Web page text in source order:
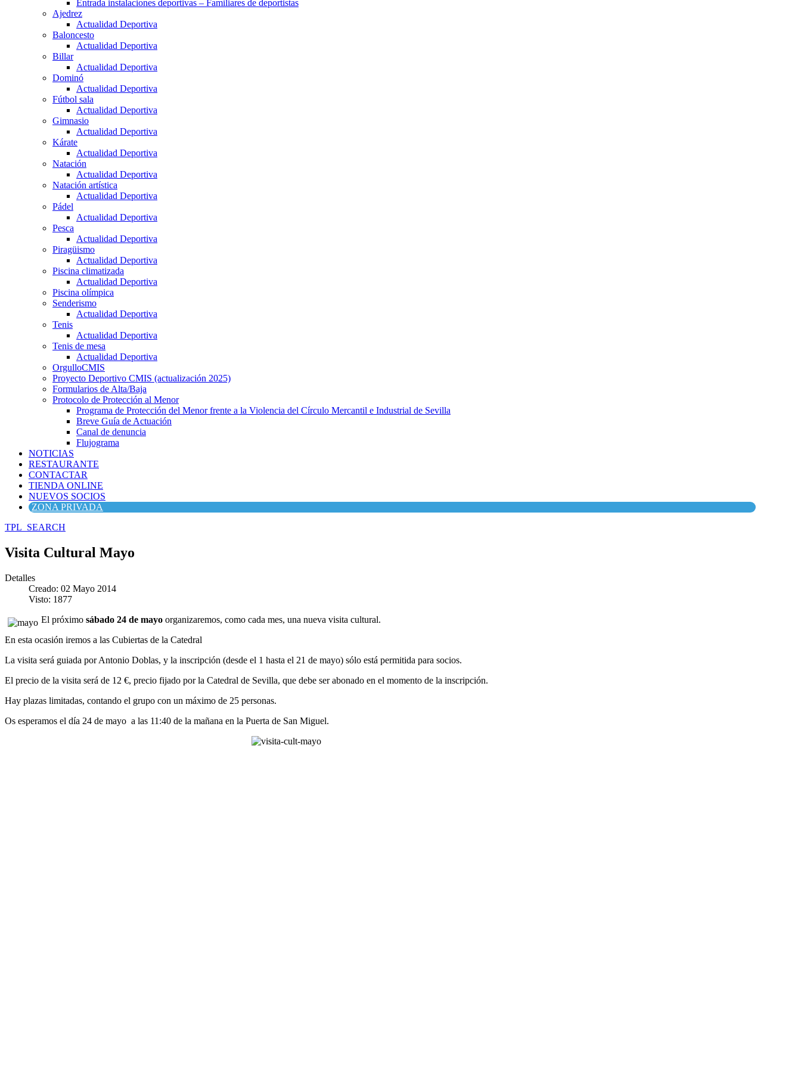
Entrada instalaciones deportivas – Familiares de deportistas
Ajedrez
Actualidad Deportiva
Baloncesto
Actualidad Deportiva
Billar
Actualidad Deportiva
Dominó
Actualidad Deportiva
Fútbol sala
Actualidad Deportiva
Gimnasio
Actualidad Deportiva
Kárate
Actualidad Deportiva
Natación
Actualidad Deportiva
Natación artística
Actualidad Deportiva
Pádel
Actualidad Deportiva
Pesca
Actualidad Deportiva
Piragüismo
Actualidad Deportiva
Piscina climatizada
Actualidad Deportiva
Piscina olímpica
Senderismo
Actualidad Deportiva
Tenis
Actualidad Deportiva
Tenis de mesa
Actualidad Deportiva
OrgulloCMIS
Proyecto Deportivo CMIS (actualización 2025)
Formularios de Alta/Baja
Protocolo de Protección al Menor
Programa de Protección del Menor frente a la Violencia del Círculo Mercantil e Industrial de Sevilla
Breve Guía de Actuación
Canal de denuncia
Flujograma
NOTICIAS
RESTAURANTE
CONTACTAR
TIENDA ONLINE
NUEVOS SOCIOS
ZONA PRIVADA
TPL_SEARCH
Visita Cultural Mayo
Detalles
Creado: 02 Mayo 2014
Visto: 1877
El próximo sábado 24 de mayo organizaremos, como cada mes, una nueva visita cultural.
En esta ocasión iremos a las Cubiertas de la Catedral
La visita será guiada por Antonio Doblas, y la inscripción (desde el 1 hasta el 21 de mayo) sólo está permitida para socios.
El precio de la visita será de 12 €, precio fijado por la Catedral de Sevilla, que debe ser abonado en el momento de la inscripción.
Hay plazas limitadas, contando el grupo con un máximo de 25 personas.
Os esperamos el día 24 de mayo a las 11:40 de la mañana en la Puerta de San Miguel.